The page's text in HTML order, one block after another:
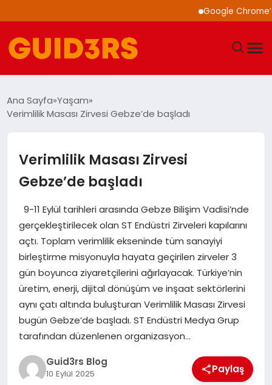
Google Chrome’a
TEKNOLOJI
SPOR
SAĞLIK
EKONOMI
MAGAZIN
EĞITIM
Ana Sayfa Yaşam
Verimlilik Masası Zirvesi Gebze’de başladı
Verimlilik Masası Zirvesi
Gebze’de başladı
9-11 Eylül tarihleri arasında Gebze Bilişim Vadisi’nde
gerçekleştirilecek olan ST Endüstri Zirveleri kapılarını
açtı. Toplam verimlilik ekseninde tüm sanayiyi
birleştirme misyonuyla hayata geçirilen zirveler 3
gün boyunca ziyaretçilerini ağırlayacak. Türkiye’nin
üretim, enerji, dijital dönüşüm ve inşaat sektörlerini
aynı çatı altında buluşturan Verimlilik Masası Zirvesi
bugün Gebze’de başladı. ST Endüstri Medya Grup
tarafından düzenlenen organizasyon…
Guid3rs Blog
10 Eylül 2025 Paylaş